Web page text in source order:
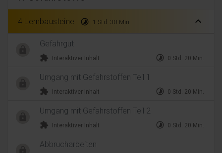
4 Lernbausteine timelapse 1 Std. 30 Min. expand_less
Gefahrgut
extension Interaktiver Inhalt timelapse 0 Std. 20 Min.
Umgang mit Gefahrstoffen Teil 1
extension Interaktiver Inhalt timelapse 0 Std. 20 Min.
Umgang mit Gefahrstoffen Teil 2
extension Interaktiver Inhalt timelapse 0 Std. 20 Min.
Abbrucharbeiten